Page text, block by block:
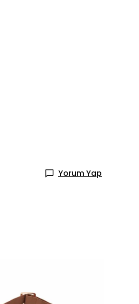
Yorum Yap